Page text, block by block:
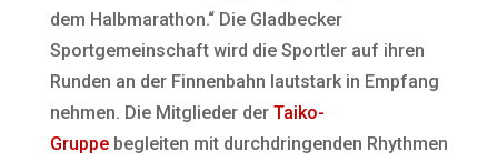
dem Halbmarathon.“ Die Gladbecker
Sportgemeinschaft wird die Sportler auf ihren
Runden an der Finnenbahn lautstark in Empfang
nehmen. Die Mitglieder derTaiko-
Gruppebegleiten mit durchdringenden Rhythmen